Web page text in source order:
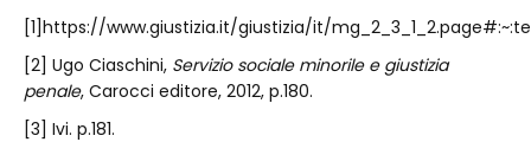
[1]https://www.giustizia.it/giustizia/it/
[2] Ugo Ciaschini, Servizio sociale minorile e giustizia
penale, Carocci editore, 2012, p.180.
[3] Ivi. p.181.